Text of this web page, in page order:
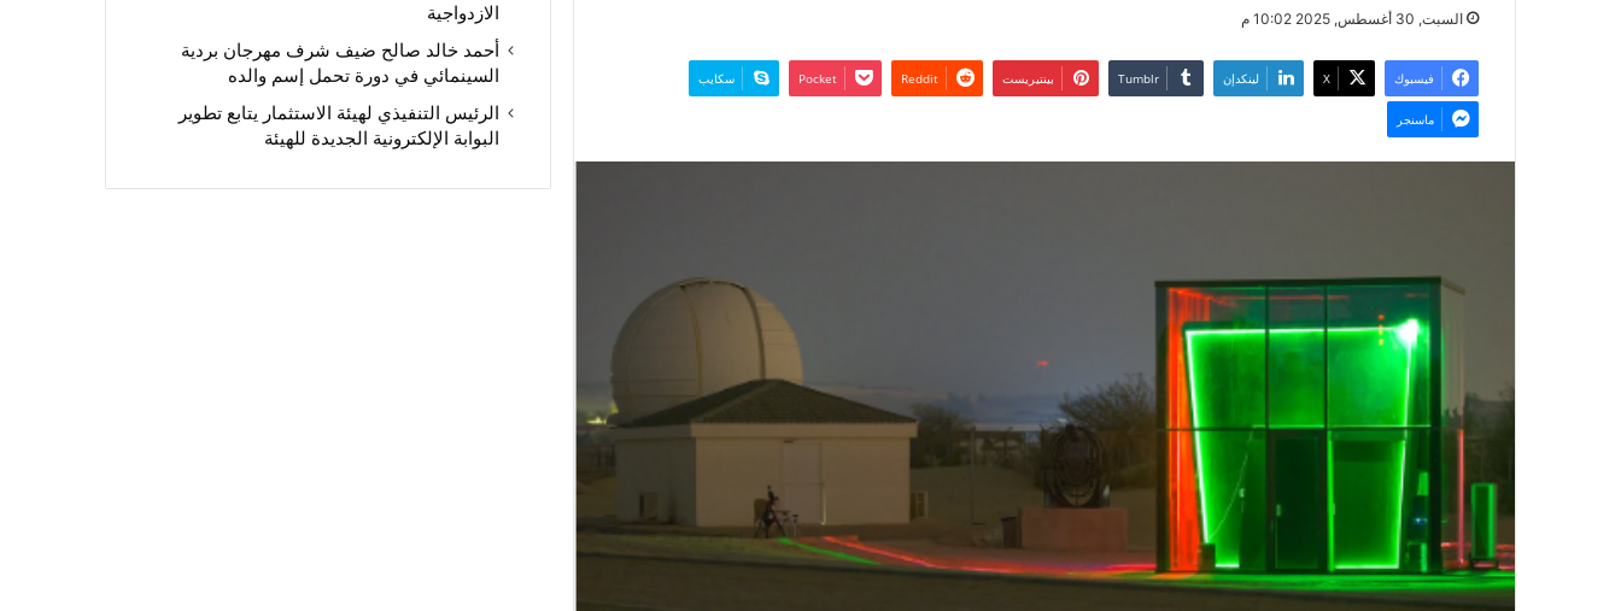
السبت, 30 أغسطس, 2025 10:02 م
فيسبوك ‫X لينكدإن بينتيريست ‫Pocket سكايب
ماسنجر
الازدواجية
أحمد خالد صالح ضيف شرف مهرجان بردية
السينمائي في دورة تحمل إسم والده
الرئيس التنفيذي لهيئة الاستثمار يتابع تطوير
البوابة الإلكترونية الجديدة للهيئة